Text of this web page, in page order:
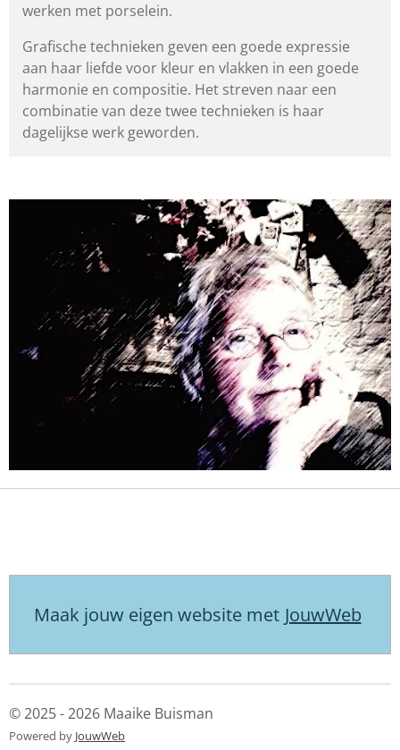
werken met porselein.
Grafische technieken geven een goede expressie
aan haar liefde voor kleur en vlakken in een goede
harmonie en compositie. Het streven naar een
combinatie van deze twee technieken is haar
dagelijkse werk geworden.
Maak jouw eigen website met JouwWeb
© 2025 - 2026 Maaike Buisman
Powered by JouwWeb